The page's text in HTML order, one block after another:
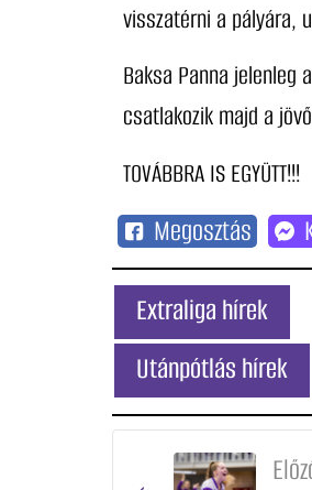
visszatérni a pályára,
Baksa Panna jelenleg
csatlakozik majd a
TOVÁBBRA IS EGYÜTT!!!
Megosztás
Extraliga hírek
Utánpótlás hírek